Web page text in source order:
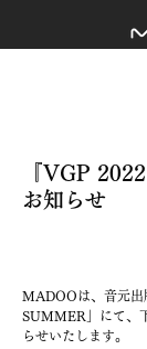
『VGP
お知らせ
MADOOは、音元出
SUMMER」にて、
らせいたします。